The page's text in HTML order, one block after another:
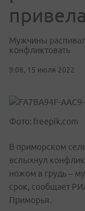
Мужчины
конфликтовать
9:08, 15 июля 2022
Фото: freepik.com
В приморском
вспыхнул
ножом в грудь –
срок, сообщает
Приморья.